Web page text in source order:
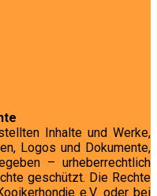
Inhalte und Werke,
Logos und Dokumente,
– urheberrechtlich
geschützt. Die Rechte
e.V. oder bei